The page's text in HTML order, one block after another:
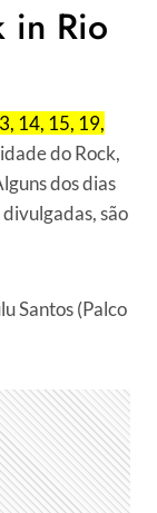
in Rio
14, 15, 19,
do Rock,
dos dias
são
Santos (Palco